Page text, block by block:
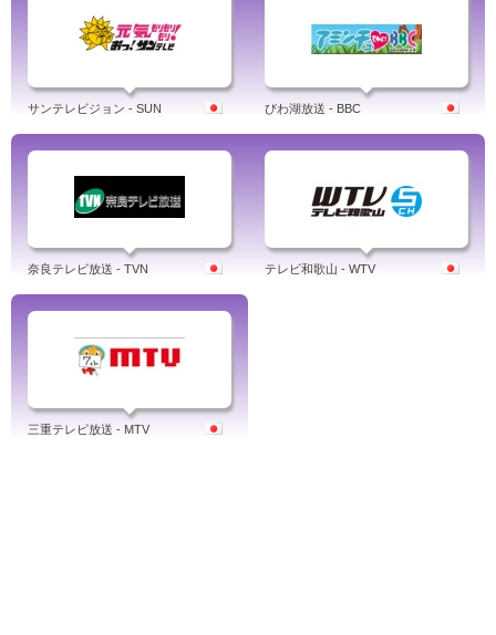
サンテレビジョン - SUN びわ湖放送 - BBC
奈良テレビ放送 - TVN テレビ和歌山 - WTV
三重テレビ放送 - MTV